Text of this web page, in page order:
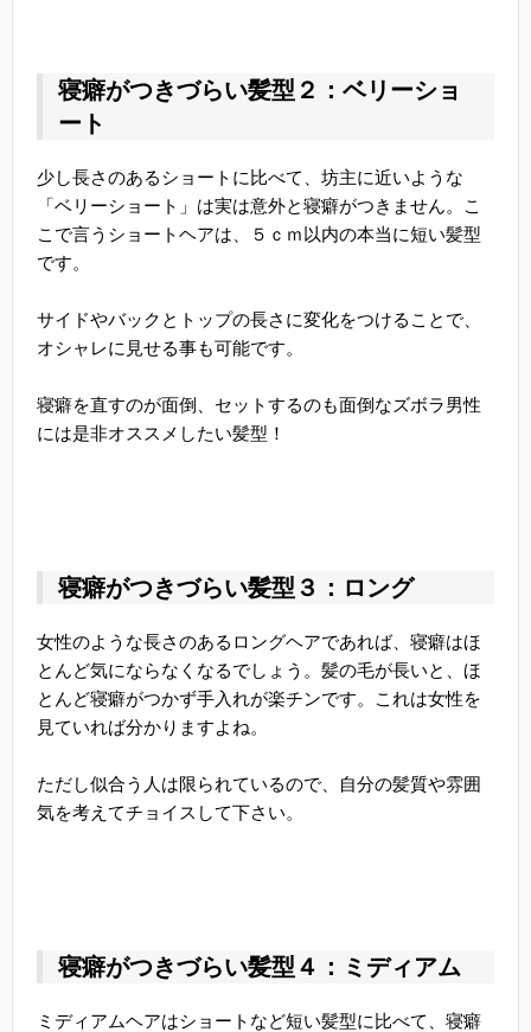
寝癖がつきづらい髪型２：ベリーショ
ート
少し長さのあるショートに比べて、坊主に近いような
「ベリーショート」は実は意外と寝癖がつきません。こ
こで言うショートヘアは、５ｃｍ以内の本当に短い髪型
です。
サイドやバックとトップの長さに変化をつけることで、
オシャレに見せる事も可能です。
寝癖を直すのが面倒、セットするのも面倒なズボラ男性
には是非オススメしたい髪型！
寝癖がつきづらい髪型３：ロング
女性のような長さのあるロングヘアであれば、寝癖はほ
とんど気にならなくなるでしょう。髪の毛が長いと、ほ
とんど寝癖がつかず手入れが楽チンです。これは女性を
見ていれば分かりますよね。
ただし似合う人は限られているので、自分の髪質や雰囲
気を考えてチョイスして下さい。
寝癖がつきづらい髪型４：ミディアム
ミディアムヘアはショートなど短い髪型に比べて、寝癖